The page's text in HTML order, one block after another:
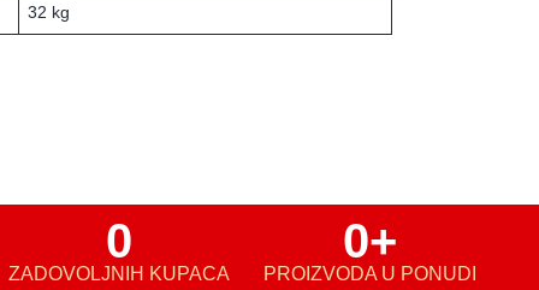
32 kg
ZADOVOLJNIH KUPACA
0
PROIZVODA U PONUDI
0+